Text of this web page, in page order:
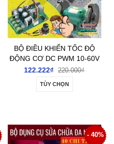
BỘ ĐIỀU KHIỂN TỐC ĐỘ
ĐỘNG CƠ DC PWM 10-60V
CÔNG XUẤT 20-40A CHẠY
122.222₫ 220.000₫
TÙY CHỌN
- 40%